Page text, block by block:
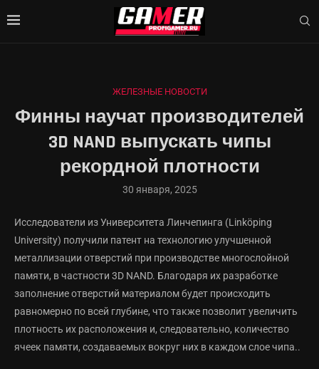
ЖЕЛЕЗНЫЕ НОВОСТИ
Финны научат производителей
3D NAND выпускать чипы
рекордной плотности
30 января, 2025
Исследователи из Университета Линчепинга (Linköping
University) получили патент на технологию улучшенной
металлизации отверстий при производстве многослойной
памяти, в частности 3D NAND. Благодаря их разработке
заполнение отверстий материалом будет происходить
равномерно по всей глубине, что также позволит увеличить
плотность их расположения и, следовательно, количество
ячеек памяти, создаваемых вокруг них в каждом слое чипа..